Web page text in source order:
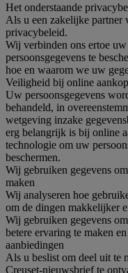
Het onderstaande
Als u een zakelijke partner
privacybeleid.
Wij verbinden ons ertoe
persoonsgegevens te
hoe en waarom we uw
Veiligheid bij online
Uw persoonsgegevens
behandeld, in
wetgeving inzake
erg belangrijk is bij online
technologie om uw
beschermen.
Wij gebruiken gegevens
maken
Wij analyseren hoe
om de dingen makkelijker
Wij gebruiken gegevens
betere ervaring te maken
aanbiedingen
Als u beslist om deel uit te
Creuset-nieuwsbrief te